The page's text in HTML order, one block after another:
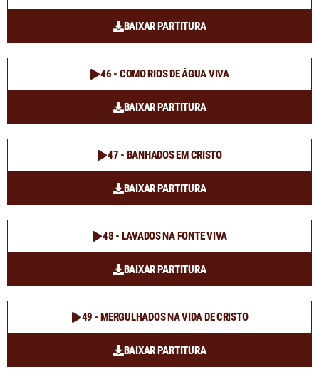
BAIXAR PARTITURA
46 - COMO RIOS DE ÁGUA VIVA
BAIXAR PARTITURA
47 - BANHADOS EM CRISTO
BAIXAR PARTITURA
48 - LAVADOS NA FONTE VIVA
BAIXAR PARTITURA
49 - MERGULHADOS NA VIDA DE CRISTO
BAIXAR PARTITURA